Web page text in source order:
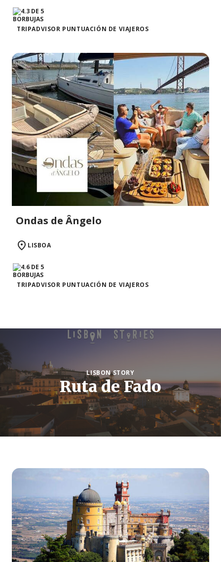
TRIPADVISOR PUNTUACIÓN DE VIAJEROS
Ondas de Ângelo
LISBOA
TRIPADVISOR PUNTUACIÓN DE VIAJEROS
LISBON STORY
Ruta de Fado